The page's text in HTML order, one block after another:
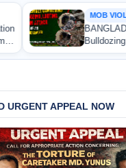
ALERT: JMBF
Looting, and Arson
League Leader in
URGENT APPEAL NOW